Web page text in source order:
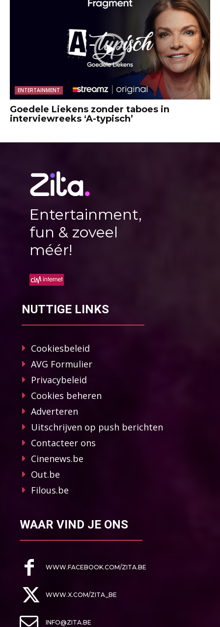
ENTERTAINMENT
Goedele Liekens zonder taboes in
interviewreeks ‘A-typisch’
Entertainment,
fun & zoveel
méér!
NUTTIGE LINKS
Cookiesbeleid
AVG Formulier
Privacybeleid
Cookies beheren
Adverteren
Uitschrijven op push berichten
Contacteer ons
Cinenews.be
Out.be
Filous.be
WAAR VIND JE ONS
WWW.FACEBOOK.COM/ZITA.BE
WWW.X.COM/ZITA_BE
INFO@ZITA.BE